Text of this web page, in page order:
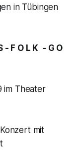
in Tübingen
- F O L K - G O
im Theater
mit